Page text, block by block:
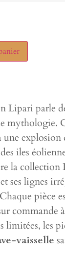
Lipari parle
mythologie.
une explosion
iles
la collection
ses lignes
pièce
commande
limitées, les
vaisselle